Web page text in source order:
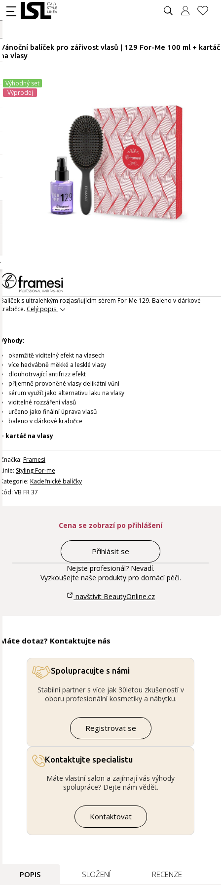
Vánoční balíček pro zářivost vlasů | 129 For-Me 100 ml + kartáč
na vlasy
Výhodný set
Výprodej
Balíček s ultralehkým rozjasňujícím sérem For-Me 129. Baleno v dárkové
krabičce. Celý popis
Výhody:
okamžitě viditelný efekt na vlasech
více hedvábně měkké a lesklé vlasy
dlouhotrvající antifrizz efekt
příjemně provoněné vlasy delikátní vůní
sérum využít jako alternativu laku na vlasy
viditelné rozzáření vlasů
určeno jako finální úprava vlasů
baleno v dárkové krabičce
+ kartáč na vlasy
Značka: Framesi
Linie: Styling For-me
Kategorie: Kadeřnické balíčky
Kód: VB FR 37
Cena se zobrazí po přihlášení
Přihlásit se
Nejste profesionál? Nevadí.
Vyzkoušejte naše produkty pro domácí péči.
navštívit BeautyOnline.cz
Máte dotaz? Kontaktujte nás
Spolupracujte s námi
Stabilní partner s více jak 30letou zkušeností v
oboru profesionální kosmetiky a nábytku.
Registrovat se
Kontaktujte specialistu
Máte vlastní salon a zajímají vás výhody
spolupráce? Dejte nám vědět.
Kontaktovat
POPIS SLOŽENÍ RECENZE